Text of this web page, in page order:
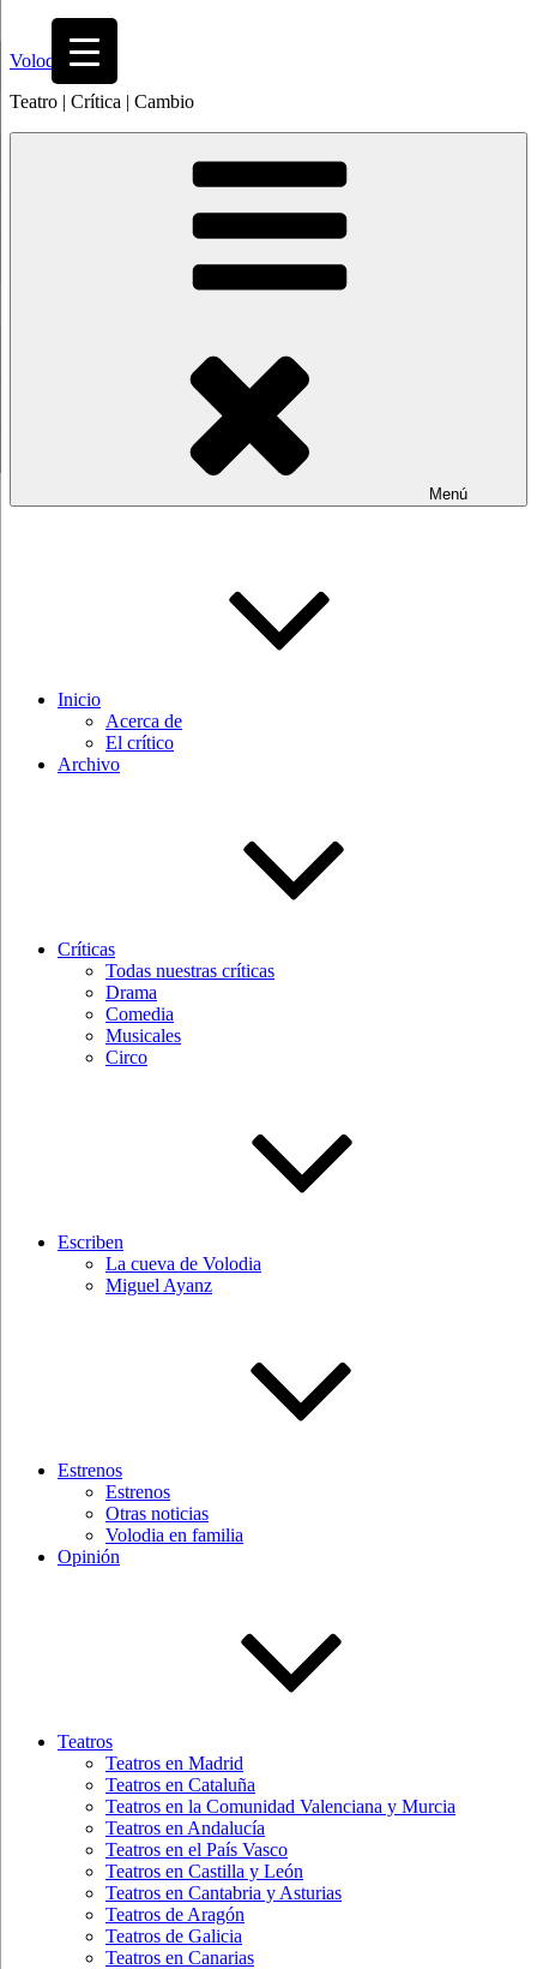
contenido
Volodia
Teatro | Crítica | Cambio
Menú
Inicio
Acerca de
El crítico
Archivo
Críticas
Todas nuestras críticas
Drama
Comedia
Musicales
Circo
Escriben
La cueva de Volodia
Miguel Ayanz
Estrenos
Estrenos
Otras noticias
Volodia en familia
Opinión
Teatros
Teatros en Madrid
Teatros en Cataluña
Teatros en la Comunidad Valenciana y Murcia
Teatros en Andalucía
Teatros en el País Vasco
Teatros en Castilla y León
Teatros en Cantabria y Asturias
Teatros de Aragón
Teatros de Galicia
Teatros en Canarias